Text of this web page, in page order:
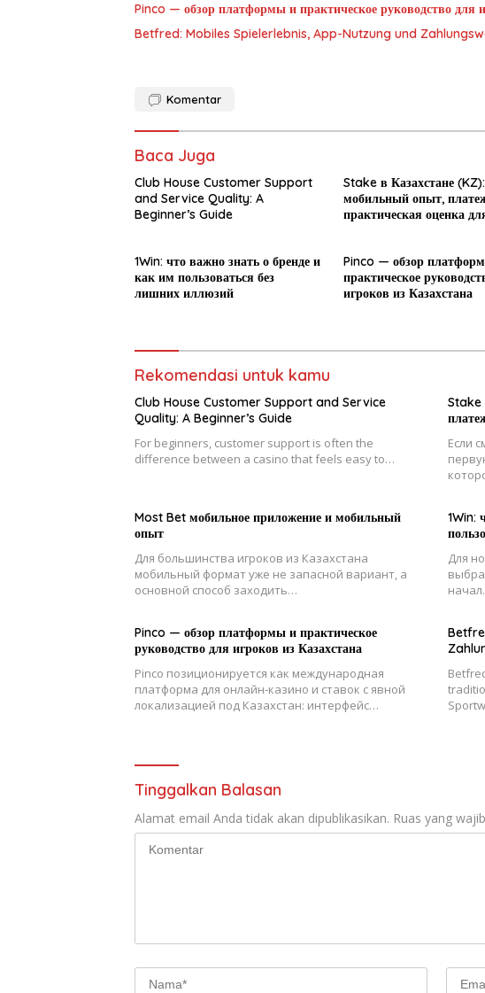
Pinco — обзор платформы и практическое руководство для
Betfred: Mobiles Spielerlebnis, App-Nutzung und
Komentar
Baca Juga
Club House Customer Support
and Service Quality: A
Beginner’s Guide
Stake в Казахстане (KZ):
мобильный опыт,
практическая оценка
1Win: что важно знать о бренде и
как им пользоваться без
лишних иллюзий
Pinco — обзор
практическое
игроков из Казахстана
Rekomendasi untuk kamu
Club House Customer Support and Service
Quality: A Beginner’s Guide
For beginners, customer support is often the
difference between a casino that feels easy to…
Stake
Если
Most Bet мобильное приложение и мобильный
опыт
Для большинства игроков из Казахстана
мобильный формат уже не запасной вариант, а
основной способ заходить…
1Win:
Для
Pinco — обзор платформы и практическое
руководство для игроков из Казахстана
Pinco позиционируется как международная
платформа для онлайн-казино и ставок с явной
локализацией под Казахстан: интерфейс…
Tinggalkan Balasan
Alamat email Anda tidak akan dipublikasikan. Ruas yang